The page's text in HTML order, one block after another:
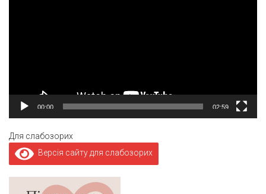
00:00 02:59
Для слабозорих
Версія сайту для слабозорих